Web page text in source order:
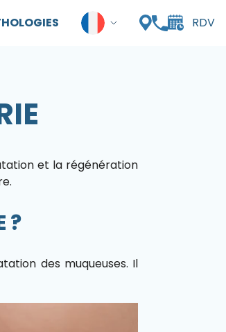
RDV
et la régénération
?
des muqueuses. Il